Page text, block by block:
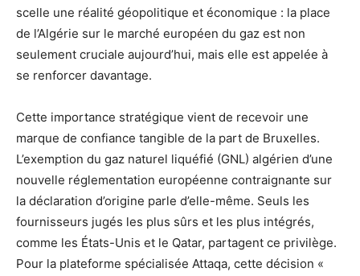
scelle une réalité géopolitique et économique : la place
de l’Algérie sur le marché européen du gaz est non
seulement cruciale aujourd’hui, mais elle est appelée à
se renforcer davantage.
Cette importance stratégique vient de recevoir une
marque de confiance tangible de la part de Bruxelles.
L’exemption du gaz naturel liquéfié (GNL) algérien d’une
nouvelle réglementation européenne contraignante sur
la déclaration d’origine parle d’elle-même. Seuls les
fournisseurs jugés les plus sûrs et les plus intégrés,
comme les États-Unis et le Qatar, partagent ce privilège.
Pour la plateforme spécialisée Attaqa, cette décision «